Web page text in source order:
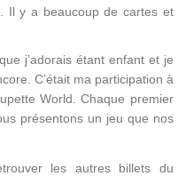
Il y a beaucoup de cartes et
j’adorais étant enfant et je
C’était ma participation à
World. Chaque premier
présentons un jeu que nos
les autres billets du